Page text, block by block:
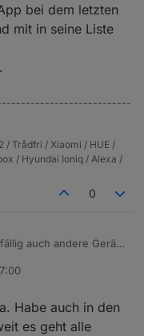
- warn: tapo.0 (3192)
- error:
- error:
- error:
- error:
- error:
bei dem letzten
mit in seine Liste
/ Trådfri / Xiaomi / HUE /
/ Hyundai Ioniq / Alexa /
0
auch andere Geräte
gefunden und
hat?
Habe auch in den
es geht alle